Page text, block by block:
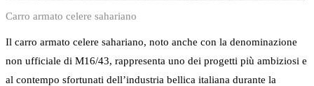
Carro armato celere sahariano
Il carro armato celere sahariano, noto anche con la denominazione
non ufficiale di M16/43, rappresenta uno dei progetti più ambiziosi e
al contempo sfortunati dell’industria bellica italiana durante la